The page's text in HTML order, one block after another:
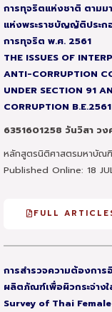
การทุจริตแห่งชาติ ตามม
แห่งพระราชบัญญัติประก
การทุจริต พ.ศ. 2561
THE ISSUES OF
ANTI-CORRUPTION
UNDER SECTION 91
CORRUPTION
6351601258 วันวิสา ว
หลักสูตรนิติศาสตรมหาบัณ
Published Online: 18
FULL
การสำรวจความต้องกา
ผลิตภัณฑ์เพื่อผิวกระจ่างใ
Survey of Thai